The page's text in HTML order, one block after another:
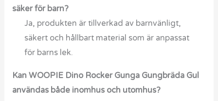
säker för barn?
Ja, produkten är tillverkad av barnvänligt,
säkert och hållbart material som är anpassat
för barns lek.
Kan WOOPIE Dino Rocker Gunga Gungbräda Gul
användas både inomhus och utomhus?